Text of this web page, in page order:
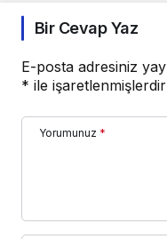
Bir Cevap Yaz
E-posta adresiniz
* ile işaretlenmişlerdir
Yorumunuz *